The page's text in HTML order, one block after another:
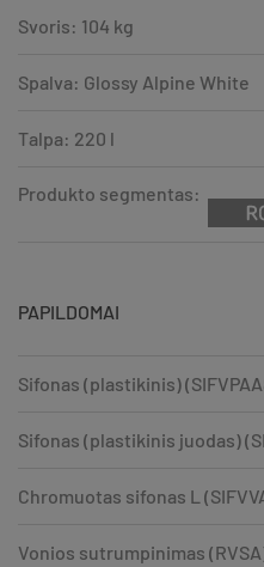
Svoris: 104 kg
Spalva: Glossy Alpine White
Talpa: 220 l
Produkto segmentas:
PAPILDOMAI
Sifonas (plastikinis)
Sifonas (plastikinis juodas)
Chromuotas sifonas L
Vonios sutrumpinimas